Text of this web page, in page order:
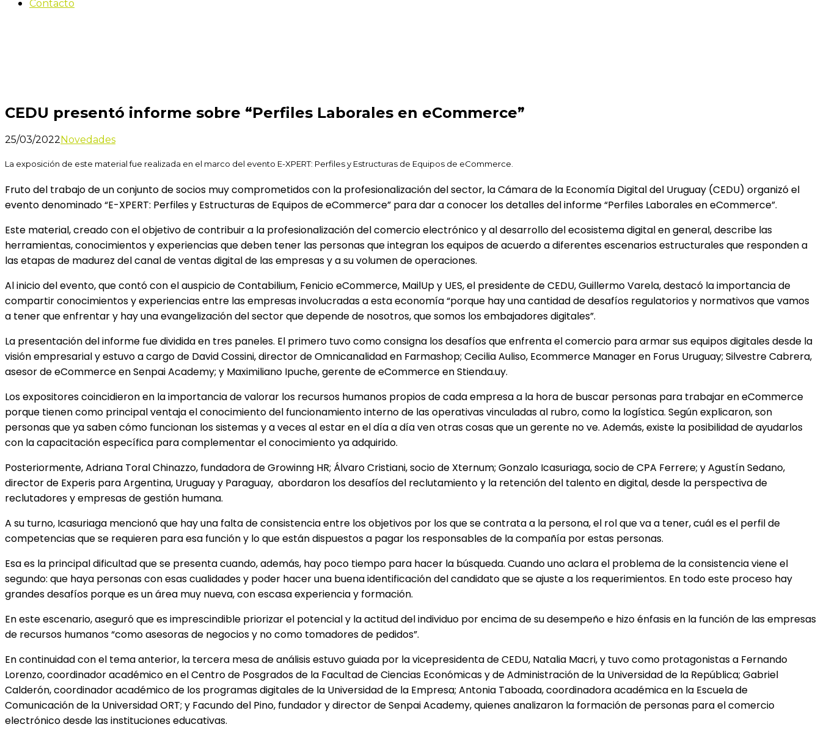
Contacto
CEDU presentó informe sobre “Perfiles Laborales en eCommerce”
25/03/2022Novedades
La exposición de este material fue realizada en el marco del evento E-XPERT: Perfiles y Estructuras de Equipos de eCommerce.
Fruto del trabajo de un conjunto de socios muy comprometidos con la profesionalización del sector, la Cámara de la Economía Digital del Uruguay (CEDU) organizó el
evento denominado “E-XPERT: Perfiles y Estructuras de Equipos de eCommerce” para dar a conocer los detalles del informe “Perfiles Laborales en eCommerce”.
Este material, creado con el objetivo de contribuir a la profesionalización del comercio electrónico y al desarrollo del ecosistema digital en general, describe las
herramientas, conocimientos y experiencias que deben tener las personas que integran los equipos de acuerdo a diferentes escenarios estructurales que responden a
las etapas de madurez del canal de ventas digital de las empresas y a su volumen de operaciones.
Al inicio del evento, que contó con el auspicio de Contabilium, Fenicio eCommerce, MailUp y UES, el presidente de CEDU, Guillermo Varela, destacó la importancia de
compartir conocimientos y experiencias entre las empresas involucradas a esta economía “porque hay una cantidad de desafíos regulatorios y normativos que vamos
a tener que enfrentar y hay una evangelización del sector que depende de nosotros, que somos los embajadores digitales”.
La presentación del informe fue dividida en tres paneles. El primero tuvo como consigna los desafíos que enfrenta el comercio para armar sus equipos digitales desde la
visión empresarial y estuvo a cargo de David Cossini, director de Omnicanalidad en Farmashop; Cecilia Auliso, Ecommerce Manager en Forus Uruguay; Silvestre Cabrera,
asesor de eCommerce en Senpai Academy; y Maximiliano Ipuche, gerente de eCommerce en Stienda.uy.
Los expositores coincidieron en la importancia de valorar los recursos humanos propios de cada empresa a la hora de buscar personas para trabajar en eCommerce
porque tienen como principal ventaja el conocimiento del funcionamiento interno de las operativas vinculadas al rubro, como la logística. Según explicaron, son
personas que ya saben cómo funcionan los sistemas y a veces al estar en el día a día ven otras cosas que un gerente no ve. Además, existe la posibilidad de ayudarlos
con la capacitación específica para complementar el conocimiento ya adquirido.
Posteriormente, Adriana Toral Chinazzo, fundadora de Growinng HR; Álvaro Cristiani, socio de Xternum; Gonzalo Icasuriaga, socio de CPA Ferrere; y Agustín Sedano,
director de Experis para Argentina, Uruguay y Paraguay, abordaron los desafíos del reclutamiento y la retención del talento en digital, desde la perspectiva de
reclutadores y empresas de gestión humana.
A su turno, Icasuriaga mencionó que hay una falta de consistencia entre los objetivos por los que se contrata a la persona, el rol que va a tener, cuál es el perfil de
competencias que se requieren para esa función y lo que están dispuestos a pagar los responsables de la compañía por estas personas.
Esa es la principal dificultad que se presenta cuando, además, hay poco tiempo para hacer la búsqueda. Cuando uno aclara el problema de la consistencia viene el
segundo: que haya personas con esas cualidades y poder hacer una buena identificación del candidato que se ajuste a los requerimientos. En todo este proceso hay
grandes desafíos porque es un área muy nueva, con escasa experiencia y formación.
En este escenario, aseguró que es imprescindible priorizar el potencial y la actitud del individuo por encima de su desempeño e hizo énfasis en la función de las empresas
de recursos humanos “como asesoras de negocios y no como tomadores de pedidos”.
En continuidad con el tema anterior, la tercera mesa de análisis estuvo guiada por la vicepresidenta de CEDU, Natalia Macri, y tuvo como protagonistas a Fernando
Lorenzo, coordinador académico en el Centro de Posgrados de la Facultad de Ciencias Económicas y de Administración de la Universidad de la República; Gabriel
Calderón, coordinador académico de los programas digitales de la Universidad de la Empresa; Antonia Taboada, coordinadora académica en la Escuela de
Comunicación de la Universidad ORT; y Facundo del Pino, fundador y director de Senpai Academy, quienes analizaron la formación de personas para el comercio
electrónico desde las instituciones educativas.